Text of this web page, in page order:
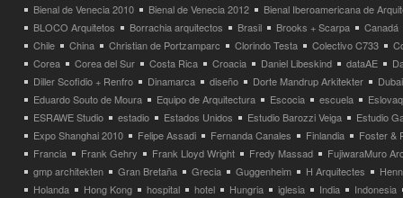
Bienal de Venecia 2010
Bienal de Venecia 2012
Bienal Iberoamericana de
BLOCO Arquitetos
Borrachia arquitectos Brasil Brooks + Scarpa
Canadá
Chile
China Christian de Portzamparc Clorindo Testa Colectivo C733
Corea
Corea del Sur Costa Rica Croacia Daniel Libeskind dataAE
Diller Scofidio + Renfro
Dinamarca diseño Dorte Mandrup Arkitekter
Dubai
Eduardo Souto de Moura
Equipo de Arquitectura Escocia escuela
ESRAWE Studio
estadio Estados Unidos Estudio Barozzi Veiga
Estudio
Expo Shanghai 2010
Felipe Assadi Fernanda Canales Finlandia
Foster &
Francia
Frank Gehry Frank Lloyd Wright Fredy Massad
FujiwaraMuro
gmp architekten
Gran Bretaña Grecia Guggenheim H Arquitectes
Holanda
Hong Kong hospital hotel Hungria iglesia India
Indonesia